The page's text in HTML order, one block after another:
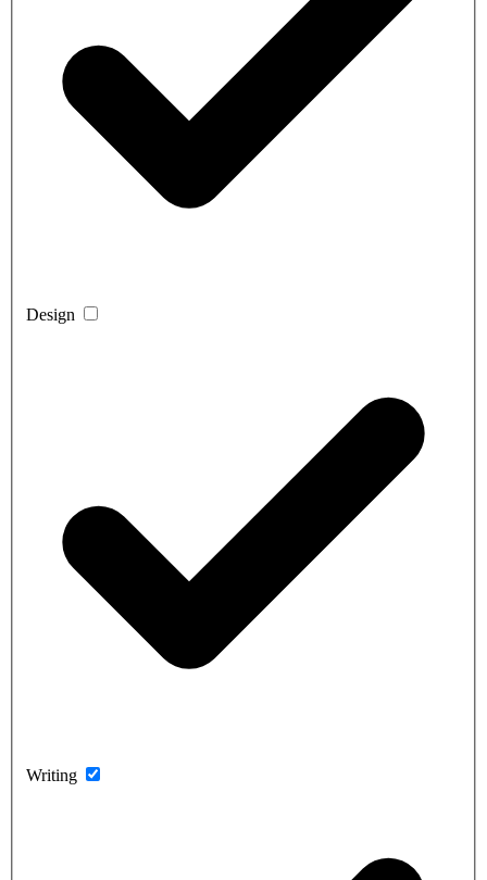
Design
Writing